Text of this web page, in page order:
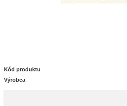
Kód produktu
Výrobca